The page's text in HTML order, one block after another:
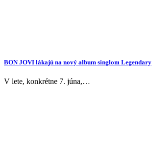
BON JOVI lákajú na nový album singlom Legendary
V lete, konkrétne 7. júna,…